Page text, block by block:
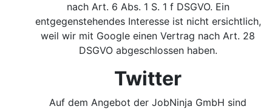
nach Art. 6 Abs. 1 S. 1 f DSGVO. Ein
entgegenstehendes Interesse ist nicht ersichtlich,
weil wir mit Google einen Vertrag nach Art. 28
DSGVO abgeschlossen haben.
Twitter
Auf dem Angebot der JobNinja GmbH sind